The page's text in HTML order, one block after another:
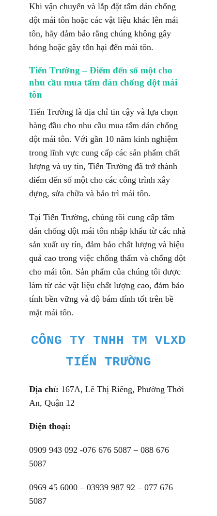
Khi vận chuyển và lắp đặt tấm dán chống
dột mái tôn hoặc các vật liệu khác lên mái
tôn, hãy đảm bảo rằng chúng không gây
hỏng hoặc gây tổn hại đến mái tôn.
Tiến Trường – Điểm đến số một cho
nhu cầu mua tấm dán chống dột mái
tôn
Tiến Trường là địa chỉ tin cậy và lựa chọn
hàng đầu cho nhu cầu mua tấm dán chống
dột mái tôn. Với gần 10 năm kinh nghiệm
trong lĩnh vực cung cấp các sản phẩm chất
lượng và uy tín, Tiến Trường đã trở thành
điểm đến số một cho các công trình xây
dựng, sửa chữa và bảo trì mái tôn.
Tại Tiến Trường, chúng tôi cung cấp tấm
dán chống dột mái tôn nhập khẩu từ các nhà
sản xuất uy tín, đảm bảo chất lượng và hiệu
quả cao trong việc chống thấm và chống dột
cho mái tôn. Sản phẩm của chúng tôi được
làm từ các vật liệu chất lượng cao, đảm bảo
tính bền vững và độ bám dính tốt trên bề
mặt mái tôn.
CÔNG TY TNHH TM VLXD
TIẾN TRƯỜNG
Địa chỉ: 167A, Lê Thị Riêng, Phường Thới
An, Quận 12
Điện thoại:
0909 943 092 -076 676 5087 – 088 676
5087
0969 45 6000 – 03939 987 92 – 077 676
5087